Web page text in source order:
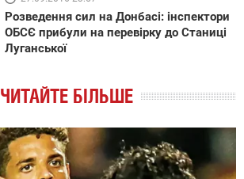
Розведення сил на Донбасі: інспектори
ОБСЄ прибули на перевірку до Станиці
Луганської
ЧИТАЙТЕ БІЛЬШЕ